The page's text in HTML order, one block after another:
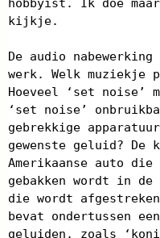
kijkje.
De audio
werk. Welk muziekje
Hoeveel ‘set noise’
‘set noise’
gebrekkige
gewenste geluid? De
Amerikaanse auto
gebakken wordt in
die wordt
bevat ondertussen
geluiden, zoals